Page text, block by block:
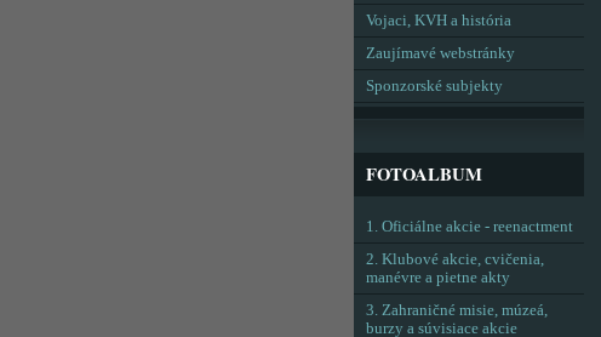
Vojaci, KVH a história
Zaujímavé webstránky
Sponzorské subjekty
FOTOALBUM
1. Oficiálne akcie - reenactment
2. Klubové akcie, cvičenia,
manévre a pietne akty
3. Zahraničné misie, múzeá,
burzy a súvisiace akcie